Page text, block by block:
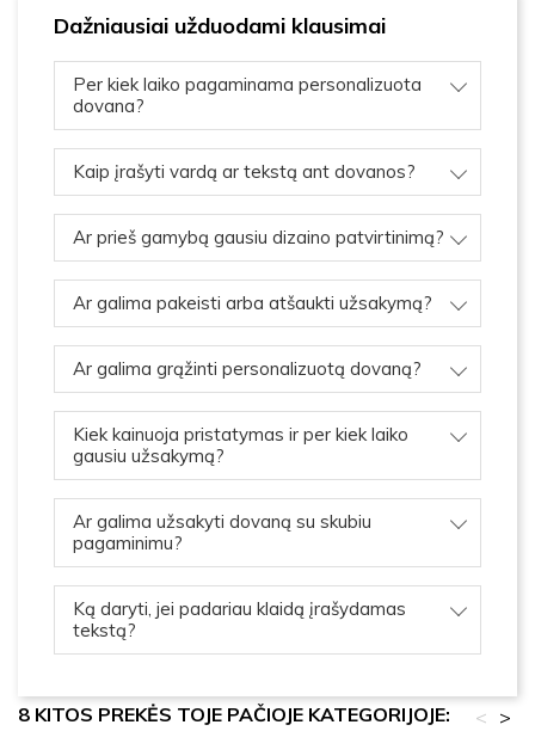
Dažniausiai užduodami klausimai
Per kiek laiko pagaminama personalizuota
dovana?
Kaip įrašyti vardą ar tekstą ant dovanos?
Ar prieš gamybą gausiu dizaino patvirtinimą?
Ar galima pakeisti arba atšaukti užsakymą?
Ar galima grąžinti personalizuotą dovaną?
Kiek kainuoja pristatymas ir per kiek laiko
gausiu užsakymą?
Ar galima užsakyti dovaną su skubiu
pagaminimu?
Ką daryti, jei padariau klaidą įrašydamas
tekstą?
8 KITOS PREKĖS TOJE PAČIOJE KATEGORIJOJE: >
<